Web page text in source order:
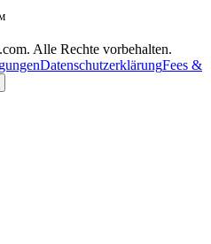
Alle Rechte vorbehalten.
DatenschutzerklärungFees &